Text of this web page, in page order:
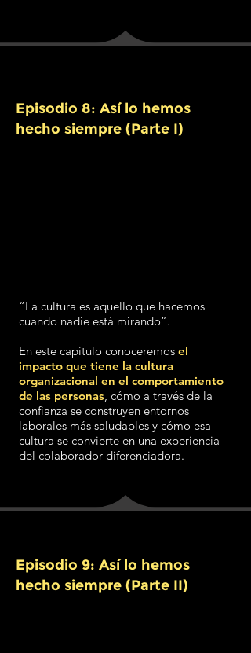
Episodio 8: Así lo hemos
hecho siempre (Parte I)
“La cultura es aquello que hacemos
cuando nadie está mirando”.
En este capítulo conoceremos el
impacto que tiene la cultura
organizacional en el comportamiento
de las personas, cómo a través de la
confianza se construyen entornos
laborales más saludables y cómo esa
cultura se convierte en una experiencia
del colaborador diferenciadora.
Episodio 9: Así lo hemos
hecho siempre (Parte II)